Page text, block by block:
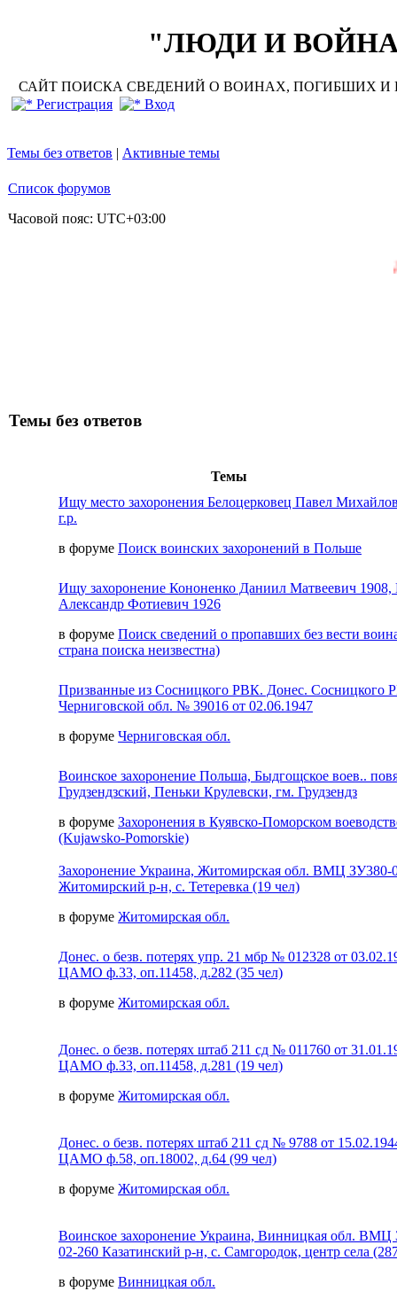
"ЛЮДИ И ВОЙНА"
САЙТ ПОИСКА СВЕДЕНИЙ О ВОИНАХ, ПОГИБШИХ И
Регистрация
Вход
Темы без ответов | Активные темы
Список форумов
Часовой пояс: UTC+03:00
Добро
Темы без ответов
Темы
Ищу место захоронения Белоцерковец Павел
г.р.
в форуме Поиск воинских захоронений в Польше
Ищу захоронение Кононенко Даниил Матвеевич 1908,
Александр Фотиевич 1926
в форуме Поиск сведений о пропавших без вести
страна поиска неизвестна)
Призванные из Сосницкого РВК. Донес. Сосницкого
Черниговской обл. № 39016 от 02.06.1947
в форуме Черниговская обл.
Воинское захоронение Польша, Быдгощское воев..
Грудзендзский, Пеньки Крулевски, гм. Грудзендз
в форуме Захоронения в Куявско-Поморском
(Kujawsko-Pomorskie)
Захоронение Украина, Житомирская обл. ВМЦ ЗУ380-
Житомирский р-н, с. Тетеревка (19 чел)
в форуме Житомирская обл.
Донес. о безв. потерях упр. 21 мбр № 012328 от
ЦАМО ф.33, оп.11458, д.282 (35 чел)
в форуме Житомирская обл.
Донес. о безв. потерях штаб 211 сд № 011760 от
ЦАМО ф.33, оп.11458, д.281 (19 чел)
в форуме Житомирская обл.
Донес. о безв. потерях штаб 211 сд № 9788 от
ЦАМО ф.58, оп.18002, д.64 (99 чел)
в форуме Житомирская обл.
Воинское захоронение Украина, Винницкая обл. ВМЦ
02-260 Казатинский р-н, с. Самгородок, центр села
в форуме Винницкая обл.